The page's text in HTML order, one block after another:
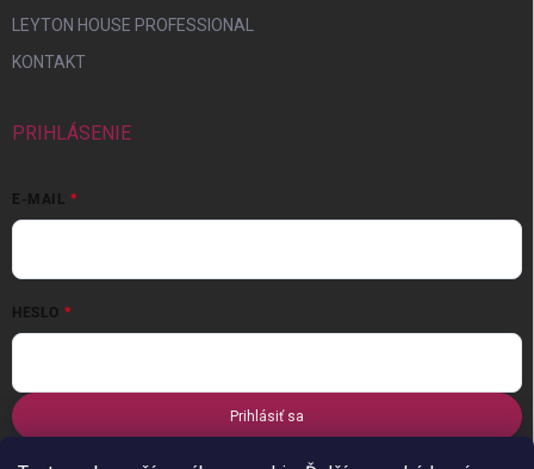
LEYTON HOUSE PROFESSIONAL
KONTAKT
PRIHLÁSENIE
E-MAIL
HESLO
Prihlásiť sa